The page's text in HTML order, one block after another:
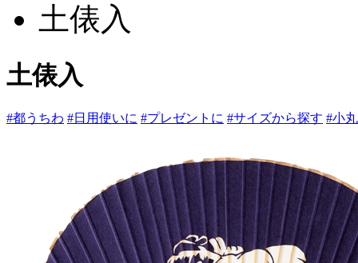
土俵入
土俵入
#都うちわ #日用使いに #プレゼントに #サイズから探す #小